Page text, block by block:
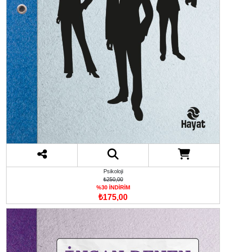
Psikoloji
₺250,00
%30 İNDİRİM
₺175,00